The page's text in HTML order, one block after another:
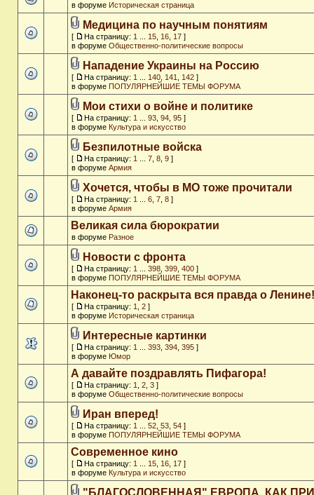
в форуме Историческая страница
Медицина по научным понятиям
[ На страницу: 1 15 16 17 ]
в форуме Общественно-политические вопросы
Нападение Украины на Россию
[ На страницу: 1 140 141 142 ]
в форуме ПОПУЛЯРНЕЙШИЕ ТЕМЫ ФОРУМА
Мои стихи о войне и политике
[ На страницу: 1 93 94 95 ]
в форуме Культура и искусство
Безпилотные войска
[ На страницу: 1 7 8 9 ]
в форуме Армия
Хочется, чтобы в МО тоже прочитали
[ На страницу: 1 6 7 8 ]
в форуме Армия
Великая сила бюрократии
в форуме Разное
Новости с фронта
[ На страницу: 1 398 399 400 ]
в форуме ПОПУЛЯРНЕЙШИЕ ТЕМЫ ФОРУМА
Наконец-то раскрыта вся правда о Ленине!
[ На страницу: 1 2 ]
в форуме Историческая страница
Интересные картинки
[ На страницу: 1 393 394 395 ]
в форуме Юмор
А давайте поздравлять Пифагора!
[ На страницу: 1 2 3 ]
в форуме Общественно-политические вопросы
Иран вперед!
[ На страницу: 1 52 53 54 ]
в форуме ПОПУЛЯРНЕЙШИЕ ТЕМЫ ФОРУМА
Современное кино
[ На страницу: 1 15 16 17 ]
в форуме Культура и искусство
"БЛАГОСЛОВЕННАЯ" ЕВРОПА, КАК